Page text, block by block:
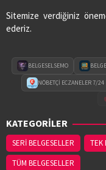
Sitemize verdiğiniz
ederiz.
BELGESELSEMO
NÖBETÇİ ECZANELER 7/24
KATEGORİLER
SERİ BELGESELLER
TEK
TÜM BELGESELLER